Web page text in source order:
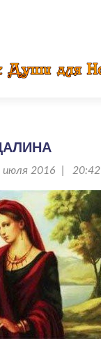
июля 2016 | 20:42